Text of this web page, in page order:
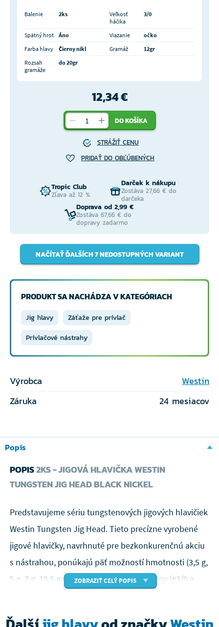
Balenie 2ks
Veľkosť
háčika
3/0
Spätný hrot Áno Viazanie
očko
Farba hlavy
Čierny nikl Gramáž
12gr
Rozsah
gramáže
do 20gr
12,34 €
DO KOŠÍKA
STRÁŽIŤ CENU
PRIDAŤ DO OBĽÚBENÝCH
Tropic Club
Zľava až 12 %
Darček k nákupu
Zostáva 27,66 € do
darčeka
Doprava od 2,99 €
Zostáva 67,66 € do
dopravy zadarmo
NAČÍTAŤ ĎALŠÍCH 7 NEDOSTUPNÝCH VARIANT
PRODUKT SA NACHÁDZA V KATEGÓRIACH
Jig hlavy
Záťaže pre prívlač
Prívlačové nástrahy
Výrobca
Westin
Záruka
24 mesiacov
Popis
POPIS2KS - JIGOVÁ HLAVIČKA WESTIN
TUNGSTEN JIG HEAD BLACK NICKEL
Predstavujeme sériu tungstenových jigových hlavičiek
Westin Tungsten Jig Head. Tieto precízne vyrobené
jigové hlavičky, navrhnuté pre bezkonkurenčnú akciu
s nástrahou, ponúkajú päť možností hmotnosti (3,5 g,
5 g, 7 g, 10,5 ga 12 g) a dve veľkosti háčikov (#3/0 a
ZOBRAZIŤ CELÝ POPIS